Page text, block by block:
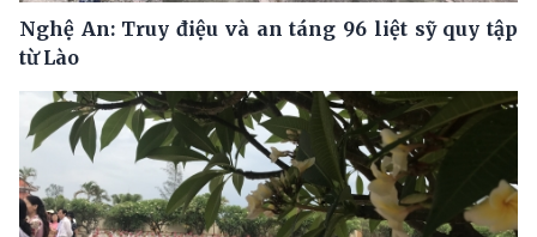
Nghệ An: Truy điệu và an táng 96 liệt sỹ quy tập
từ Lào